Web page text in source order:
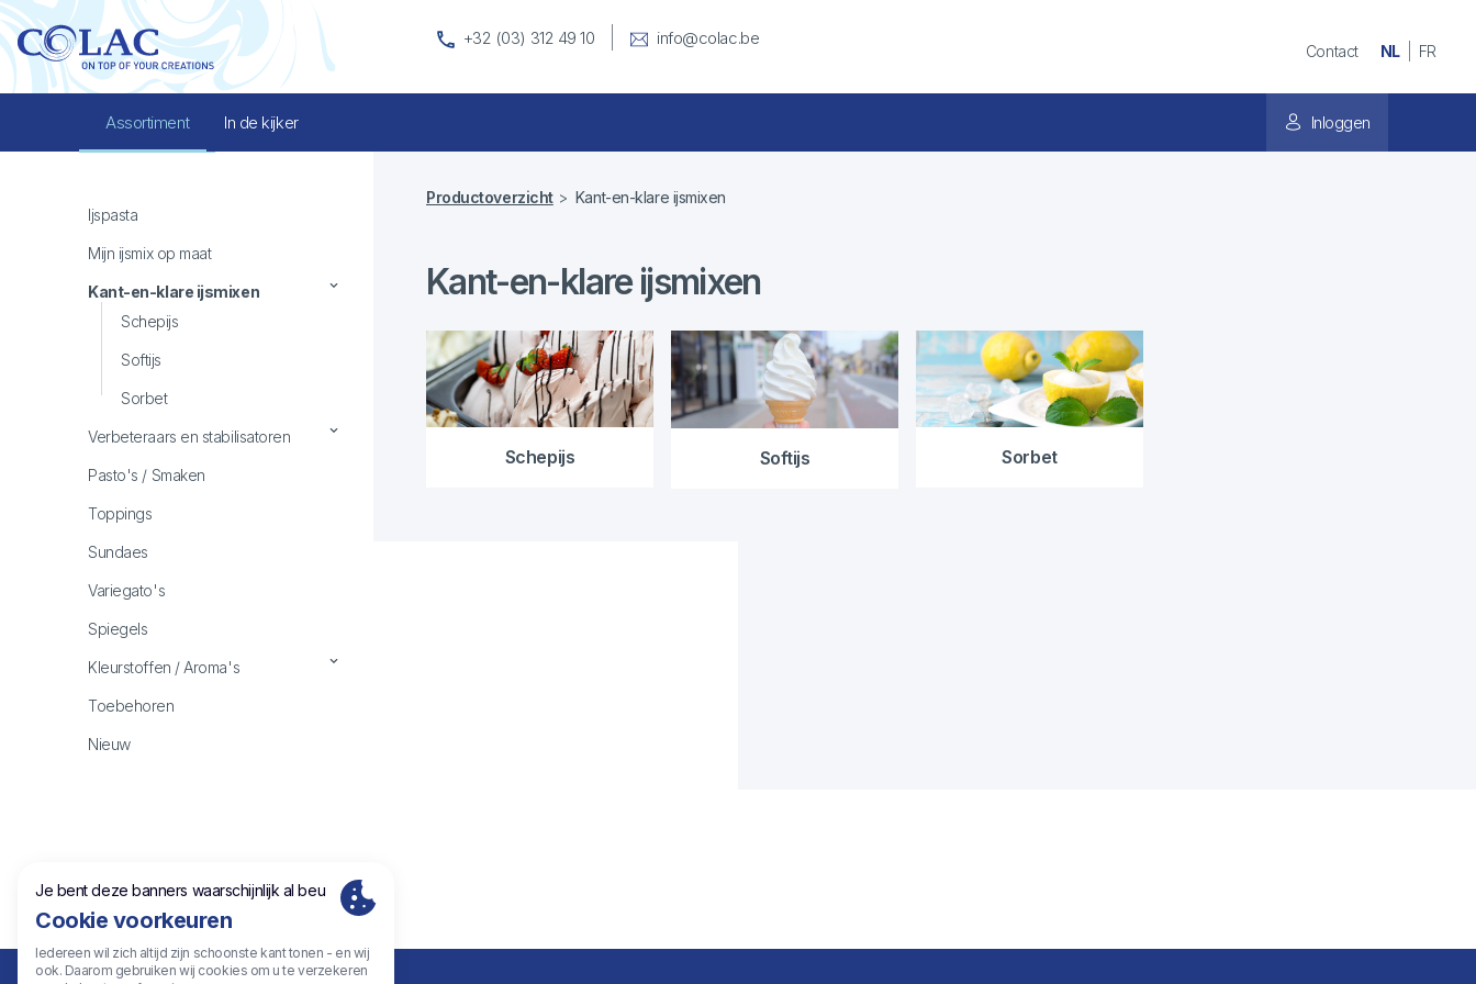
+32 (03) 312 49 10 info@colac.be
Contact NL FR
Assortiment In de kijker Inloggen
Ijspasta
Mijn ijsmix op maat
Kant-en-klare ijsmixen
Schepijs
Softijs
Sorbet
Verbeteraars en stabilisatoren
Structuurverbeteraars
Stabilisatoren
Basiscomponenten
Pasto's / Smaken
Toppings
Sundaes
Variegato's
Spiegels
Kleurstoffen / Aroma's
Kleurstoffen
Toebehoren
Nieuw
Productoverzicht Kant-en-klare ijsmixen
Kant-en-klare ijsmixen
Schepijs Softijs Sorbet